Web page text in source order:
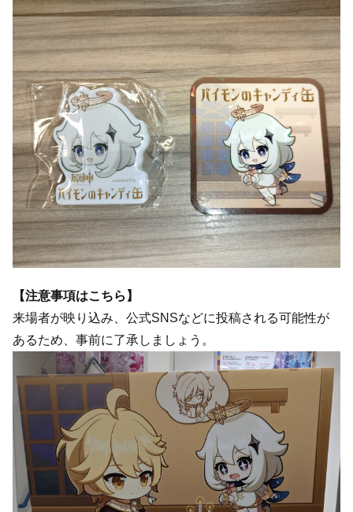
【注意事項はこちら】
来場者が映り込み、公式SNSなどに投稿される可能性が
あるため、事前に了承しましょう。